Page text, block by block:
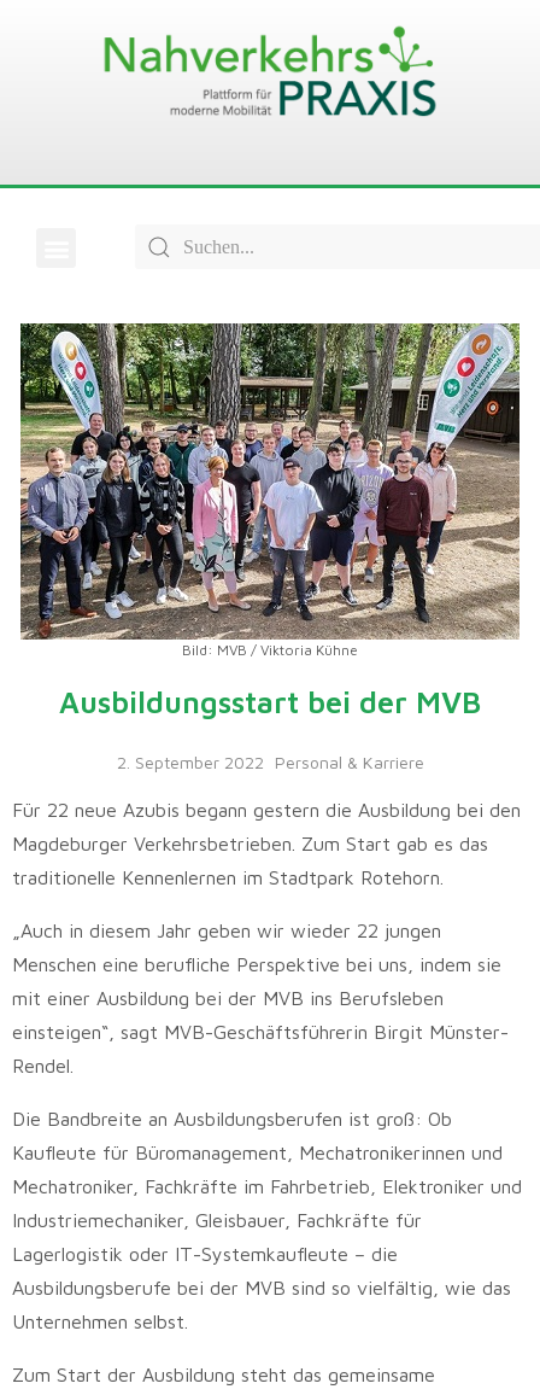
Bild: MVB / Viktoria Kühne
Ausbildungsstart bei der MVB
2. September 2022 Personal & Karriere
Für 22 neue Azubis begann gestern die Ausbildung bei den
Magdeburger Verkehrsbetrieben. Zum Start gab es das
traditionelle Kennenlernen im Stadtpark Rotehorn.
„Auch in diesem Jahr geben wir wieder 22 jungen
Menschen eine berufliche Perspektive bei uns, indem sie
mit einer Ausbildung bei der MVB ins Berufsleben
einsteigen“, sagt MVB-Geschäftsführerin Birgit Münster-
Rendel.
Die Bandbreite an Ausbildungsberufen ist groß: Ob
Kaufleute für Büromanagement, Mechatronikerinnen und
Mechatroniker, Fachkräfte im Fahrbetrieb, Elektroniker und
Industriemechaniker, Gleisbauer, Fachkräfte für
Lagerlogistik oder IT-Systemkaufleute – die
Ausbildungsberufe bei der MVB sind so vielfältig, wie das
Unternehmen selbst.
Zum Start der Ausbildung steht das gemeinsame